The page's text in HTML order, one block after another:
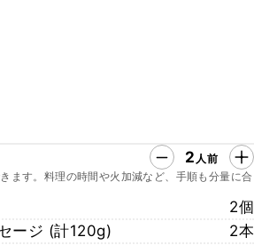
2 人前
ます。料理の時間や火加減など、手順も分量に合
2個
ージ (計120g)
2本